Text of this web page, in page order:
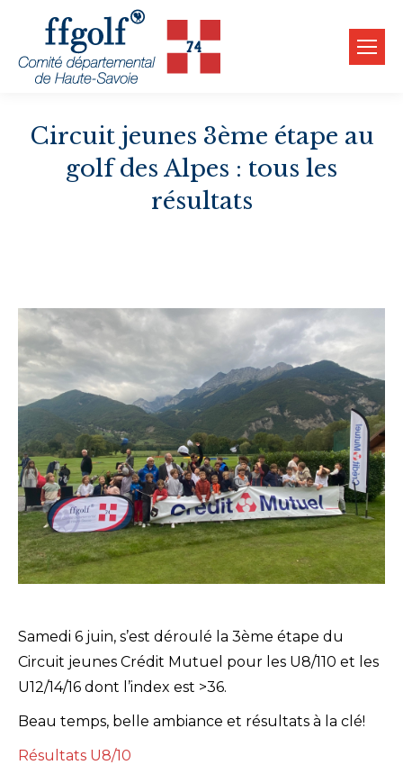
Circuit jeunes 3ème étape au
golf des Alpes : tous les
résultats
Samedi 6 juin, s’est déroulé la 3ème étape du
Circuit jeunes Crédit Mutuel pour les U8/110 et les
U12/14/16 dont l’index est >36.
Beau temps, belle ambiance et résultats à la clé!
Résultats U8/10